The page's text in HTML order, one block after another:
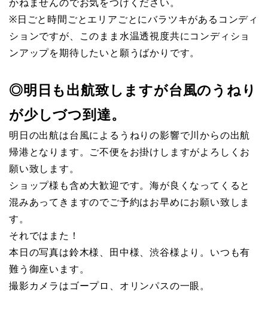
かねませんのでお気をつけください。
※日ごと時間ごとエリアごとにバラツキがあるコンディ
ションですが、このまま水温透視度共にコンディショ
ンアップを期待したいと願うばかりです。
◎明日も出航致しますが台風のうねり
が少しづつ到達。
明日の出航は台風によるうねりの影響で川からの出航
帰港となります。ご不便をお掛けしますがよろしくお
願い致します。
ショップ様も含め大歓迎です。海が良くなってくると
混みあってきますのでご予約はお早めにお願い致しま
す。
それではまた！
本日の写真は鈴木様、田中様、渋谷様より。いつも有
難う御座います。
撮影カメラはゴープロ、オリンパスの一眼。